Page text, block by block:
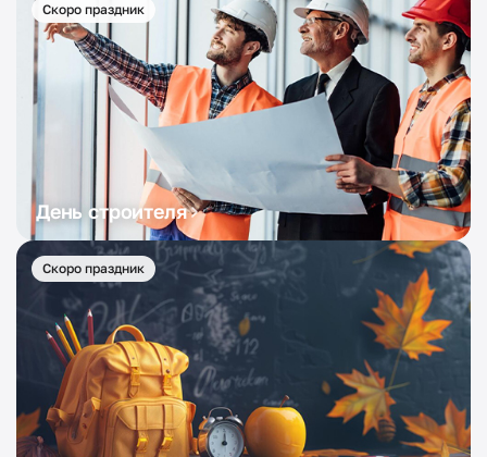
Скоро праздник
День строителя
Скоро праздник